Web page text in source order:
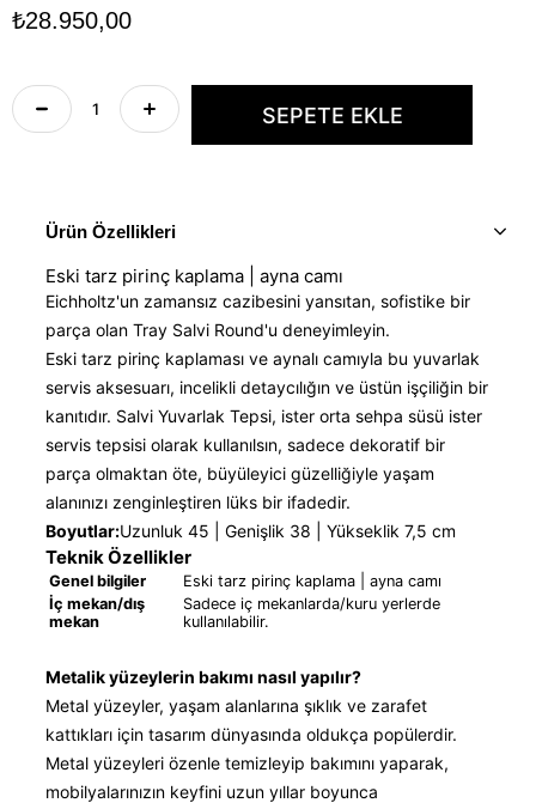
₺28.950,00
Ürün Özellikleri
Eski tarz pirinç kaplama | ayna camı
Eichholtz'un zamansız cazibesini yansıtan, sofistike bir
parça olan Tray Salvi Round'u deneyimleyin.
Eski tarz pirinç kaplaması ve aynalı camıyla bu yuvarlak
servis aksesuarı, incelikli detaycılığın ve üstün işçiliğin bir
kanıtıdır. Salvi Yuvarlak Tepsi, ister orta sehpa süsü ister
servis tepsisi olarak kullanılsın, sadece dekoratif bir
parça olmaktan öte, büyüleyici güzelliğiyle yaşam
alanınızı zenginleştiren lüks bir ifadedir.
Boyutlar:Uzunluk 45 | Genişlik 38 | Yükseklik 7,5 cm
Teknik Özellikler
Genel bilgiler
Eski tarz pirinç kaplama | ayna camı
İç mekan/dış
mekan
Sadece iç mekanlarda/kuru yerlerde
kullanılabilir.
Metalik yüzeylerin bakımı nasıl yapılır?
Metal yüzeyler, yaşam alanlarına şıklık ve zarafet
kattıkları için tasarım dünyasında oldukça popülerdir.
Metal yüzeyleri özenle temizleyip bakımını yaparak,
mobilyalarınızın keyfini uzun yıllar boyunca